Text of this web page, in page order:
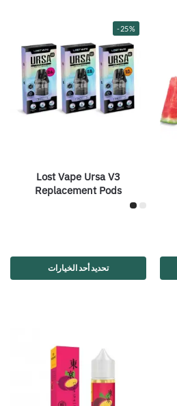
-25%
Lost Vape Ursa V3
Replacement Pods
تحديد أحد الخيارات